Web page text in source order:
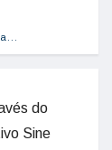
do
Sine